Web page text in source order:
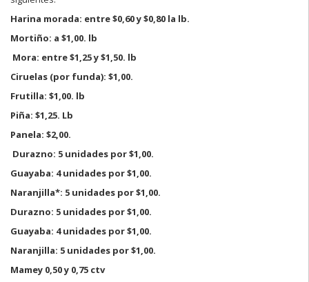
Harina morada: entre $0,60 y $0,80 la lb.
Mortiño: a $1,00. lb
Mora: entre $1,25 y $1,50. lb
Ciruelas (por funda): $1,00.
Frutilla: $1,00. lb
Piña: $1,25. Lb
Panela: $2,00.
Durazno: 5 unidades por $1,00.
Guayaba: 4 unidades por $1,00.
Naranjilla*: 5 unidades por $1,00.
Durazno: 5 unidades por $1,00.
Guayaba: 4 unidades por $1,00.
Naranjilla: 5 unidades por $1,00.
Mamey 0,50 y 0,75 ctv